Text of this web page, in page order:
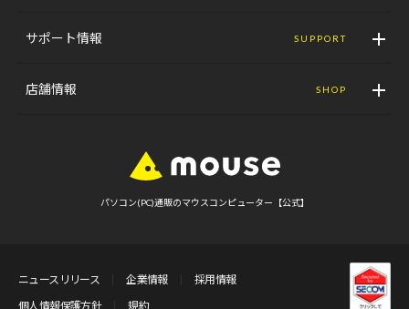
サポート情報 SUPPORT
店舗情報 SHOP
パソコン(PC)通販のマウスコンピューター【公式】
ニュースリリース 企業情報
採用情報
個人情報保護方針
規約